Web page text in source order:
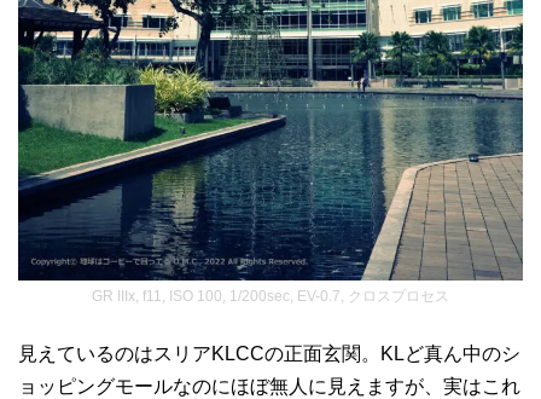
GR IIIx, f11, ISO 100, 1/200sec, EV-0.7, クロスプロセス
見えているのはスリアKLCCの正面玄関。KLど真ん中のシ
ョッピングモールなのにほぼ無人に見えますが、実はこれ